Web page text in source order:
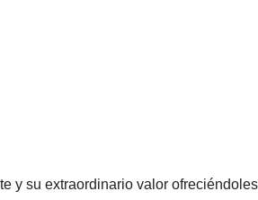
y su extraordinario valor